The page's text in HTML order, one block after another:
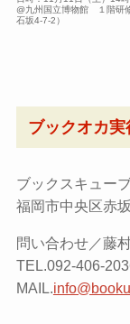
@九州国立博物館 １階研
石坂4-7-2）
ブックオカ
ブックスキュー
福岡市中央区赤
問い合わせ／藤
TEL.092-406-
MAIL.